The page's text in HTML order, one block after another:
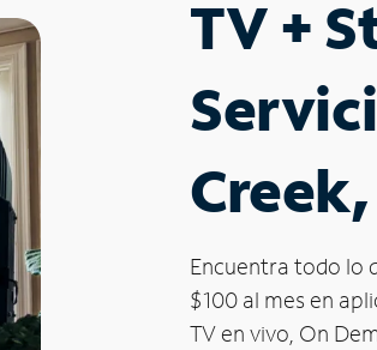
TV +
Encuentra todo lo
$100 al mes en
TV en vivo, On